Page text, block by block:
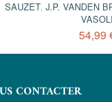
SAUZET, J.P. VANDEN
VASOLI
54,99
CONTACTER